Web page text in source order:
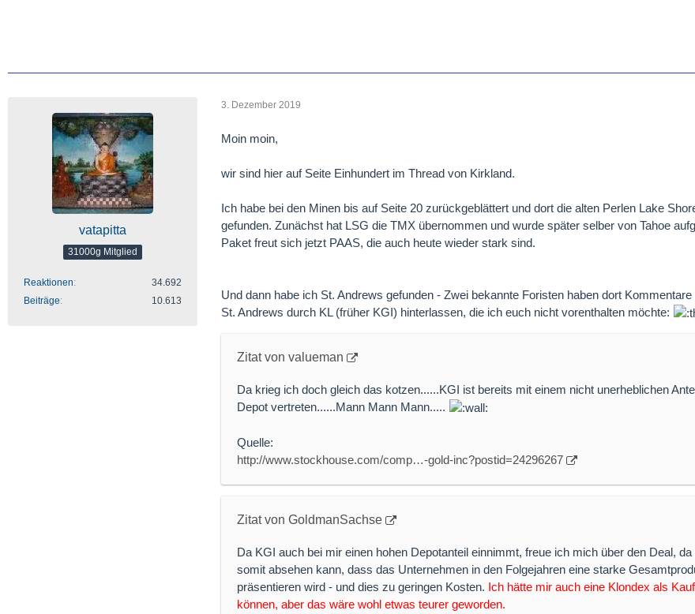
vatapitta
31000g Mitglied
Reaktionen
34.692
Beiträge
10.613
3. Dezember 2019
Moin moin,
wir sind hier auf Seite Einhundert im Thread von Kirkland.
Ich habe bei den Minen bis auf Seite 20 zurückgeblättert und dort die alten Perlen Lake
gefunden. Zunächst hat LSG die TMX übernommen und wurde später selber von Tahoe
Paket freut sich jetzt PAAS, die auch heute wieder stark sind.
Und dann habe ich St. Andrews gefunden - Zwei bekannte Foristen haben dort
St. Andrews durch KL (früher KGI) hinterlassen, die ich euch nicht vorenthalten möchte:
Zitat von valueman
Da krieg ich doch gleich das kotzen......KGI ist bereits mit einem nicht unerheblichen
Depot vertreten......Mann Mann Mann.....
Quelle:
http://www.stockhouse.com/comp…-gold-inc?postid=24296267
Zitat von GoldmanSachse
Da KGI auch bei mir einen hohen Depotanteil einnimmt, freue ich mich über den Deal, da
somit absehen kann, dass das Unternehmen in den Folgejahren eine starke
präsentieren wird - und dies zu geringen Kosten. Ich hätte mir auch eine Klondex als
können, aber das wäre wohl etwas teurer geworden.